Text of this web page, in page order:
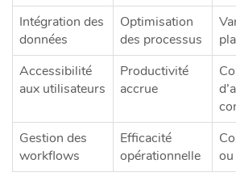
Intégration des
données
Optimisation
des processus
Accessibilité
aux utilisateurs
Productivité
accrue
Gestion des
workflows
Efficacité
opérationnelle